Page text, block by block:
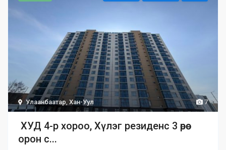
7
Улаанбаатар,Хан-Уул
ХУД 4-р хороо, Хүлэг резиденс 3 өрөө
орон с...